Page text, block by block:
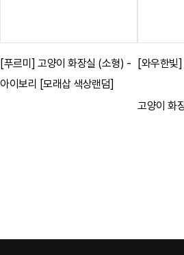
[푸르미] 고양이 화장실 (소형) -
아이보리 [모래삽 색상랜덤]
[와우한빛
고양이 화